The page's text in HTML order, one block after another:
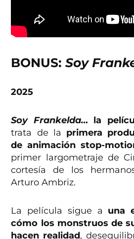
BONUS:Soy
2025
Soy Frankelda… la
trata de la primera
de animación stop-
primer largometraje de
cortesía de los
Arturo Ambriz.
La película sigue a una
cómo los monstruos de
hacen realidad,